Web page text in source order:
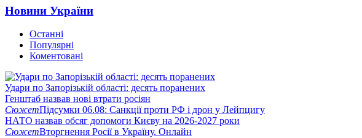
Новини України
Останні
Популярні
Коментовані
Удари по Запорізькій області: десять поранених
Генштаб назвав нові втрати росіян
СюжетПідсумки 06.08: Санкції проти РФ і дрон у Лейпцигу
НАТО назвав обсяг допомоги Києву на 2026-2027 роки
СюжетВторгнення Росії в Україну. Онлайн